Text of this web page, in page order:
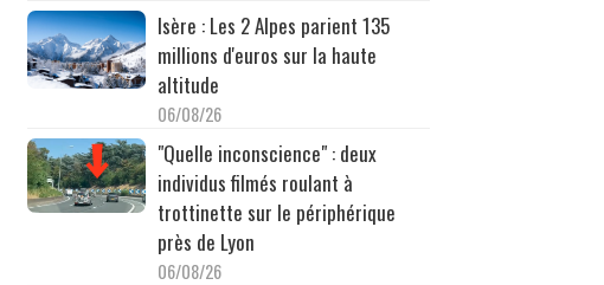
Isère : Les 2 Alpes parient 135
millions d'euros sur la haute
altitude
06/08/26
"Quelle inconscience" : deux
individus filmés roulant à
trottinette sur le périphérique
près de Lyon
06/08/26